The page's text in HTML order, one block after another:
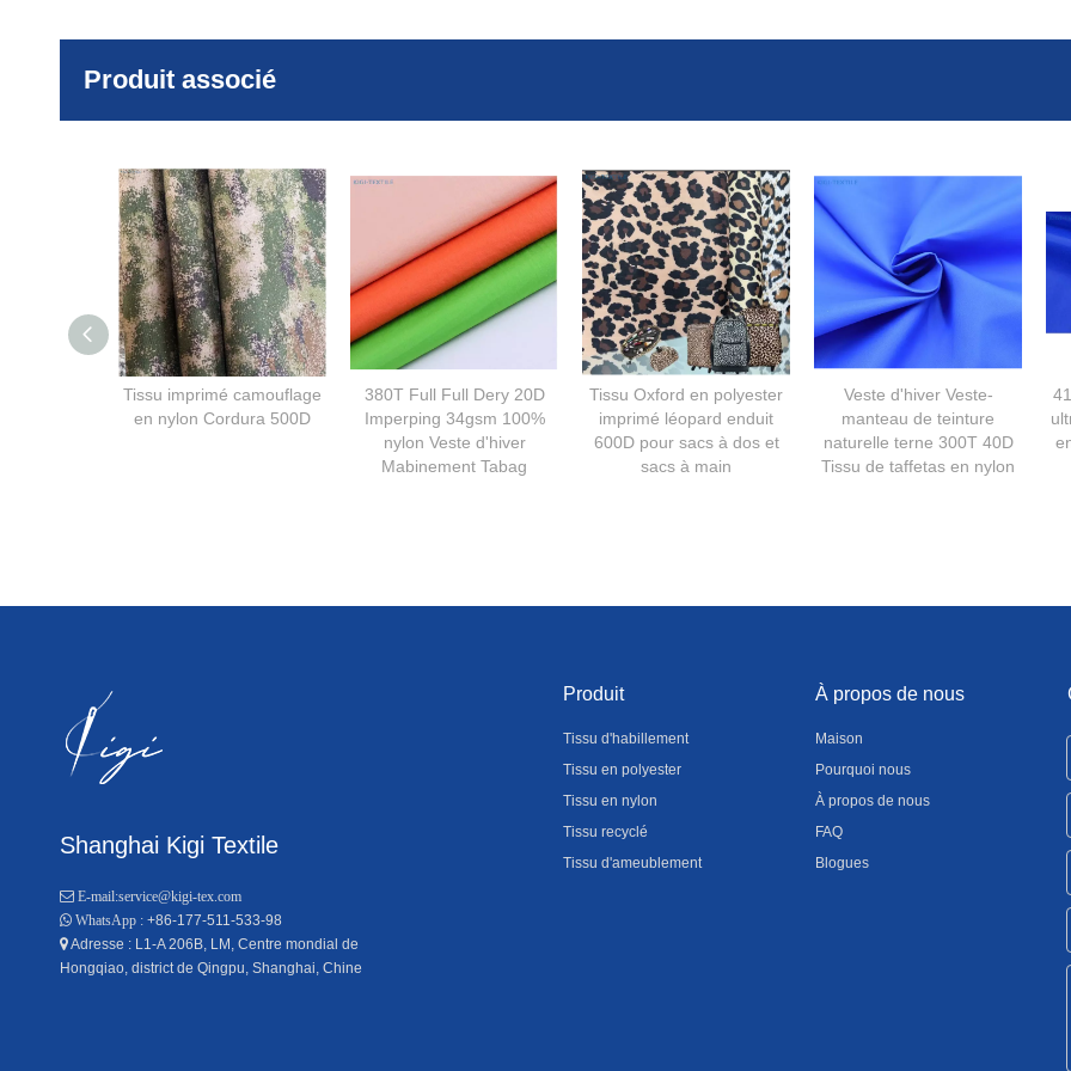
Produit associé
Tissu imprimé camouflage
en nylon Cordura 500D
380T Full Full Dery 20D
Imperping 34gsm 100%
nylon Veste d'hiver
Mabinement Tabag
Tissu Oxford en polyester
imprimé léopard enduit
600D pour sacs à dos et
sacs à main
Veste d'hiver Veste-
manteau de teinture
naturelle terne 300T 40D
Tissu de taffetas en nylon
Shanghai Kigi Textile
 E-mail:service@kigi-tex.com
 WhatsApp : +86-177-511-533-98
Adresse : L1-A 206B, LM, Centre mondial de
Hongqiao, district de Qingpu, Shanghai, Chine
Produit
Tissu d'habillement
Tissu en polyester
Tissu en nylon
Tissu recyclé
Tissu d'ameublement
À propos de nous
Maison
Pourquoi nous
À propos de nous
FAQ
Blogues